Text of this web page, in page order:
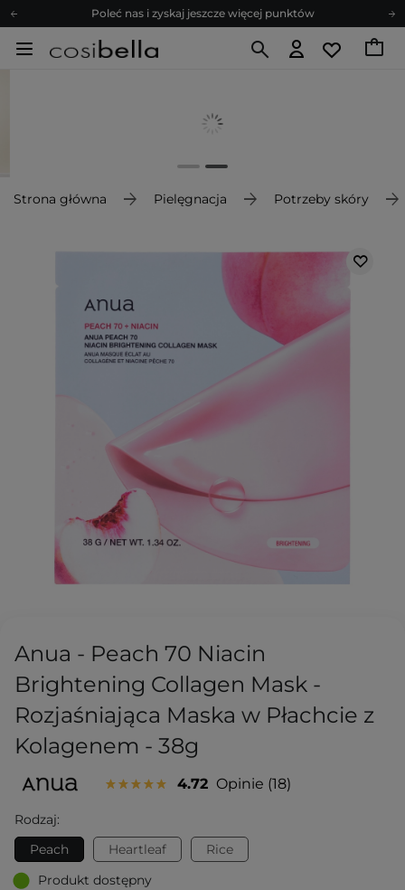
Poleć nas i zyskaj jeszcze więcej punktów
Zapisz się na newsletter pełen porad
Poleć nas i zyskaj jeszcze więcej punktów
Strona główna Pielęgnacja Potrzeby skóry
Anua - Peach 70 Niacin
Brightening Collagen Mask -
Rozjaśniająca Maska w Płachcie z
Kolagenem - 38g
4.72 Opinie 18
Rodzaj:
Peach
Heartleaf
Rice
Produkt dostępny